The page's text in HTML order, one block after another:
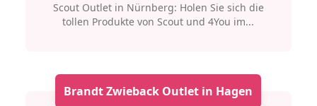
Scout Outlet in Nürnberg: Holen Sie sich die
tollen Produkte von Scout und 4You im...
Brandt Zwieback Outlet in Hagen